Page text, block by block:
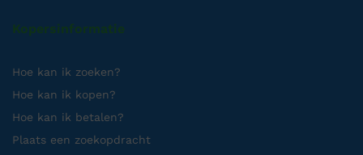
Kopersinformatie
Hoe kan ik zoeken?
Hoe kan ik kopen?
Hoe kan ik betalen?
Plaats een zoekopdracht